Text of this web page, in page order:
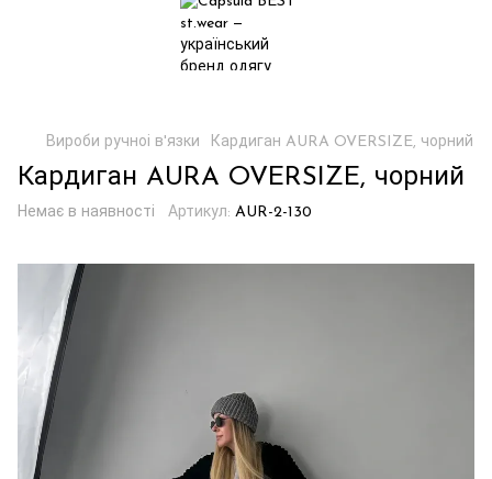
Вироби ручноі в'язки Кардиган AURA OVERSIZE, чорний
Кардиган AURA OVERSIZE, чорний
Немає в наявності Артикул: AUR-2-130